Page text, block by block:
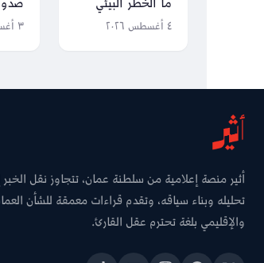
الذي تخبئه سفن
٤ أغسطس ٢٠٢٦ ٣ أغسطس ٢٠٢٦
أثير منصة إعلامية من سلطنة عمان، تتجاوز نقل الخبر
تحليله وبناء سياقه، وتقدم قراءات معمقة للشأن
والإقليمي بلغة تحترم عقل القارئ.